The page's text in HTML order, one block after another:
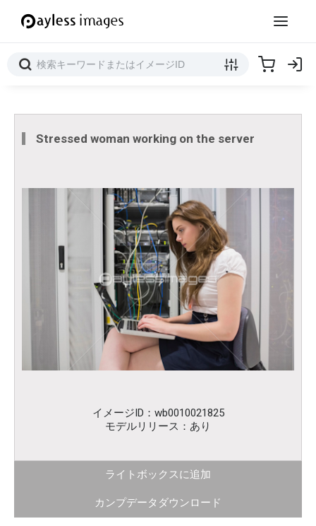
Stressed woman working on the server
イメージID：wb0010021825
モデルリリース：あり
ライトボックスに追加
カンプデータダウンロード